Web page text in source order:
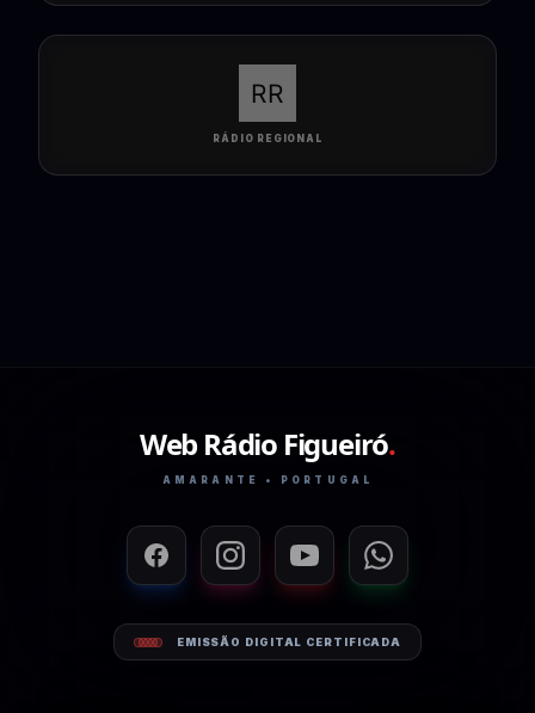
RÁDIO REGIONAL
Web Rádio Figueiró.
AMARANTE • PORTUGAL
EMISSÃO DIGITAL CERTIFICADA